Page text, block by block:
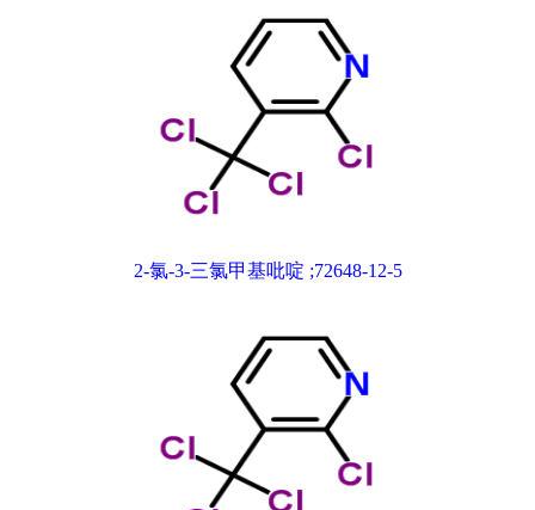
2-氯-3-三氯甲基吡啶 ;72648-12-5